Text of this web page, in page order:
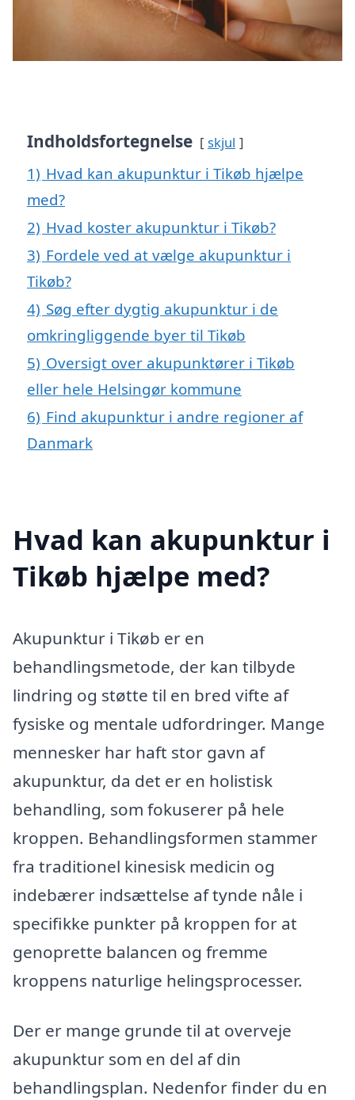
Indholdsfortegnelse skjul
1) Hvad kan akupunktur i Tikøb hjælpe
med?
2) Hvad koster akupunktur i Tikøb?
3) Fordele ved at vælge akupunktur i
Tikøb?
4) Søg efter dygtig akupunktur i de
omkringliggende byer til Tikøb
5) Oversigt over akupunktører i Tikøb
eller hele Helsingør kommune
6) Find akupunktur i andre regioner af
Danmark
Hvad kan akupunktur i
Tikøb hjælpe med?
Akupunktur i Tikøb er en
behandlingsmetode, der kan tilbyde
lindring og støtte til en bred vifte af
fysiske og mentale udfordringer. Mange
mennesker har haft stor gavn af
akupunktur, da det er en holistisk
behandling, som fokuserer på hele
kroppen. Behandlingsformen stammer
fra traditionel kinesisk medicin og
indebærer indsættelse af tynde nåle i
specifikke punkter på kroppen for at
genoprette balancen og fremme
kroppens naturlige helingsprocesser.
Der er mange grunde til at overveje
akupunktur som en del af din
behandlingsplan. Nedenfor finder du en